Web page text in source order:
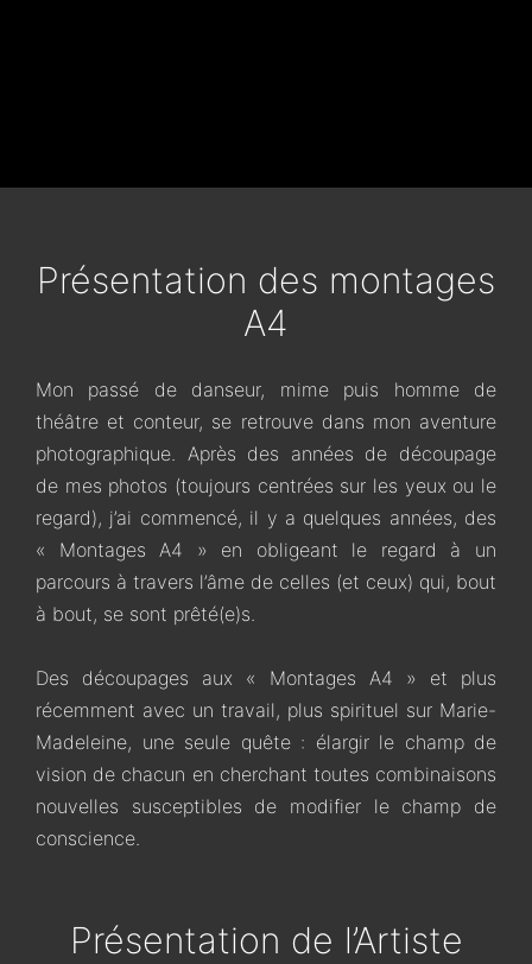
Présentation des montages
A4
Mon passé de danseur, mime puis homme de
théâtre et conteur, se retrouve dans mon aventure
photographique. Après des années de découpage
de mes photos (toujours centrées sur les yeux ou le
regard), j’ai commencé, il y a quelques années, des
« Montages A4 » en obligeant le regard à un
parcours à travers l’âme de celles (et ceux) qui, bout
à bout, se sont prêté(e)s.
Des découpages aux « Montages A4 » et plus
récemment avec un travail, plus spirituel sur Marie-
Madeleine, une seule quête : élargir le champ de
vision de chacun en cherchant toutes combinaisons
nouvelles susceptibles de modifier le champ de
conscience.
Présentation de l’Artiste